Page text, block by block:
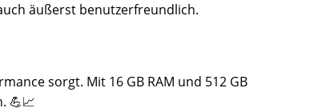
äußerst benutzerfreundlich.
sorgt. Mit 16 GB RAM und 512 GB
💪📈